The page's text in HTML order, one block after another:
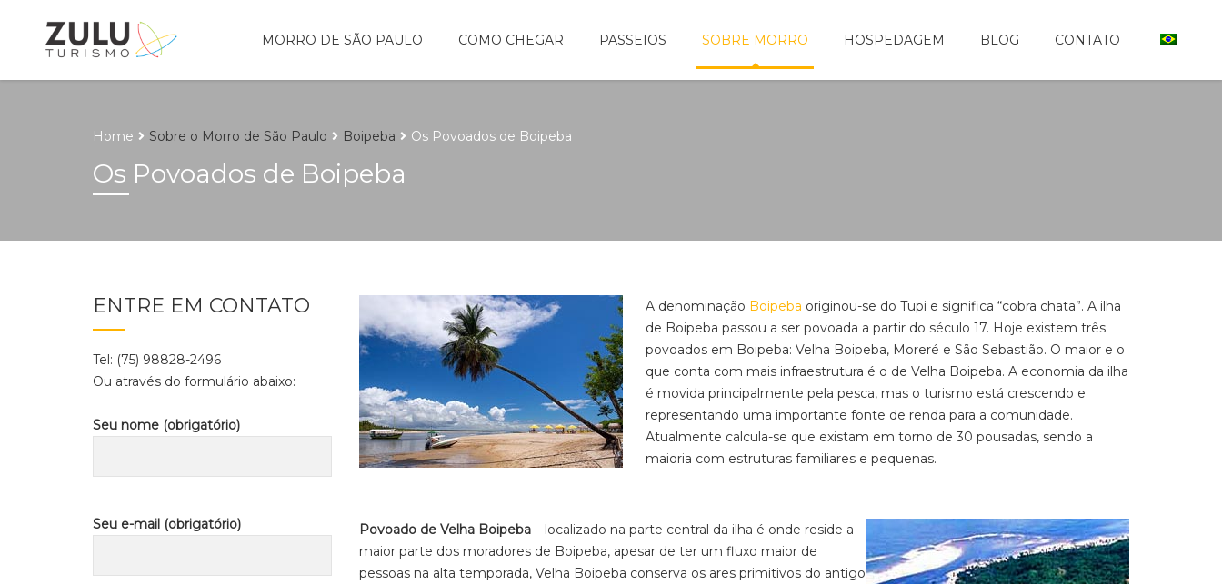
MORRO DE SÃO PAULO COMO CHEGAR PASSEIOS SOBRE MORRO HOSPEDAGEM BLOG CONTATO
Home Sobre o Morro de São Paulo Boipeba Os Povoados de Boipeba
Os Povoados de Boipeba
A denominação Boipeba originou-se do Tupi e significa “cobra chata”. A ilha
de Boipeba passou a ser povoada a partir do século 17. Hoje existem três
povoados em Boipeba: Velha Boipeba, Moreré e São Sebastião. O maior e o
que conta com mais infraestrutura é o de Velha Boipeba. A economia da ilha
é movida principalmente pela pesca, mas o turismo está crescendo e
representando uma importante fonte de renda para a comunidade.
Atualmente calcula-se que existam em torno de 30 pousadas, sendo a
maioria com estruturas familiares e pequenas.
Povoado de Velha Boipeba– localizado na parte central da ilha é onde reside a
maior parte dos moradores de Boipeba, apesar de ter um fluxo maior de
pessoas na alta temporada, Velha Boipeba conserva os ares primitivos do antigo
ENTRE EM CONTATO
Tel: (75) 98828-2496
Ou através do formulário abaixo:
Seu nome (obrigatório)
Seu e-mail (obrigatório)